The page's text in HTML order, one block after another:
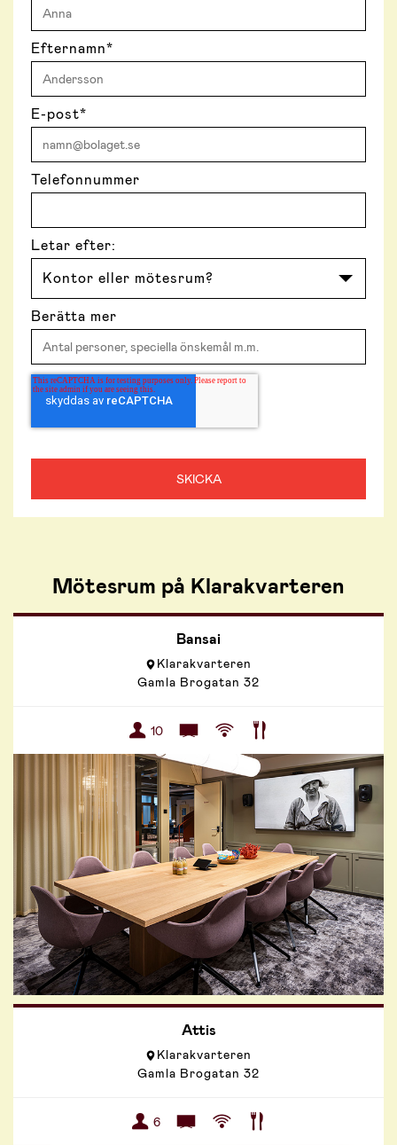
Efternamn*
E-post*
Telefonnummer
Letar efter:
Berätta mer
Mötesrum på Klarakvarteren
Bansai
Klarakvarteren
Gamla Brogatan 32
10
Attis
Klarakvarteren
Gamla Brogatan 32
6